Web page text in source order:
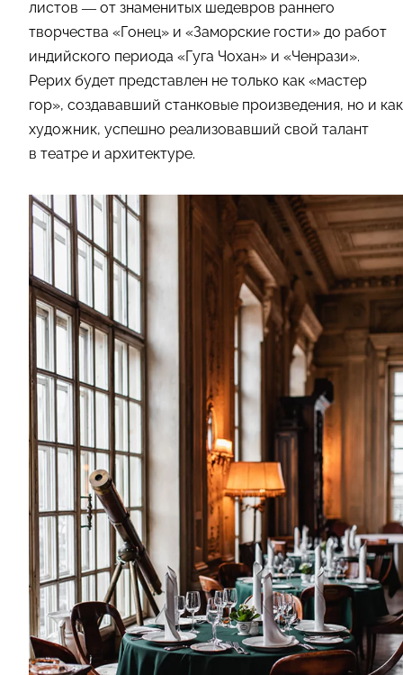
листов — от знаменитых шедевров раннего
творчества «Гонец» и «Заморские гости» до работ
индийского периода «Гуга Чохан» и «Ченрази».
Рерих будет представлен не только как «мастер
гор», создававший станковые произведения, но и как
художник, успешно реализовавший свой талант
в театре и архитектуре.